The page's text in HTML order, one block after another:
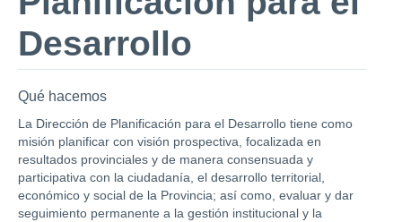
Desarrollo
Qué hacemos
La Dirección de Planificación para el Desarrollo tiene como
misión planificar con visión prospectiva, focalizada en
resultados provinciales y de manera consensuada y
participativa con la ciudadanía, el desarrollo territorial,
económico y social de la Provincia; así como, evaluar y dar
seguimiento permanente a la gestión institucional y la